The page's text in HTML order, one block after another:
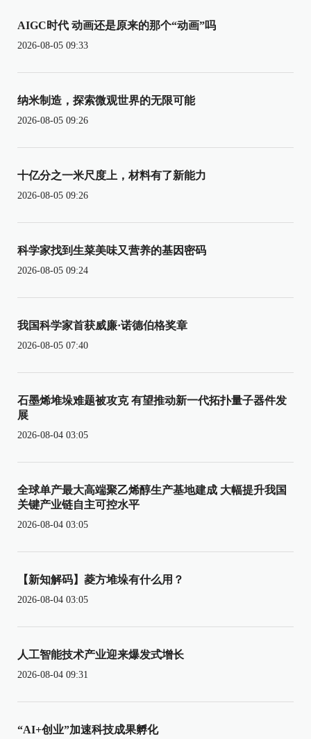
AIGC时代 动画还是原来的那个“动画”吗
2026-08-05 09:33
纳米制造，探索微观世界的无限可能
2026-08-05 09:26
十亿分之一米尺度上，材料有了新能力
2026-08-05 09:26
科学家找到生菜美味又营养的基因密码
2026-08-05 09:24
我国科学家首获威廉·诺德伯格奖章
2026-08-05 07:40
石墨烯堆垛难题被攻克 有望推动新一代拓扑量子器件发
展
2026-08-04 03:05
全球单产最大高端聚乙烯醇生产基地建成 大幅提升我国
关键产业链自主可控水平
2026-08-04 03:05
【新知解码】菱方堆垛有什么用？
2026-08-04 03:05
人工智能技术产业迎来爆发式增长
2026-08-04 09:31
“AI+创业”加速科技成果孵化